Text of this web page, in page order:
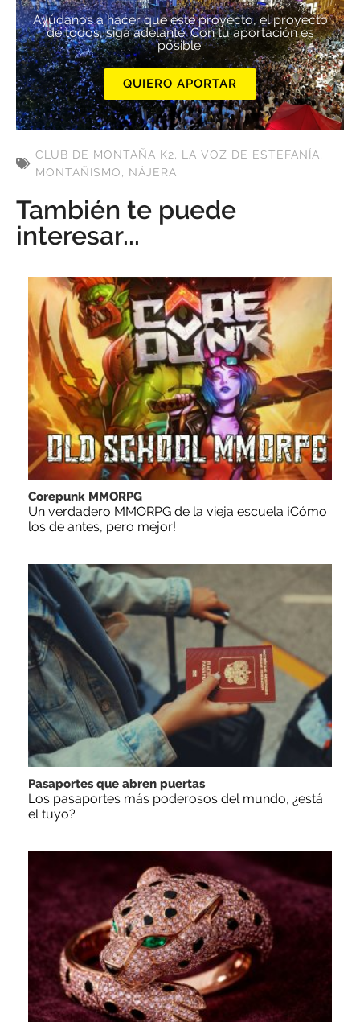
Ayúdanos a hacer que este proyecto, el proyecto
de todos, siga adelante. Con tu aportación es
posible.
QUIERO APORTAR
CLUB DE MONTAÑA K2, LA VOZ DE ESTEFANÍA,
MONTAÑISMO, NÁJERA
También te puede
interesar...
Corepunk MMORPG
Un verdadero MMORPG de la vieja escuela ¡Cómo
los de antes, pero mejor!
Pasaportes que abren puertas
Los pasaportes más poderosos del mundo, ¿está
el tuyo?